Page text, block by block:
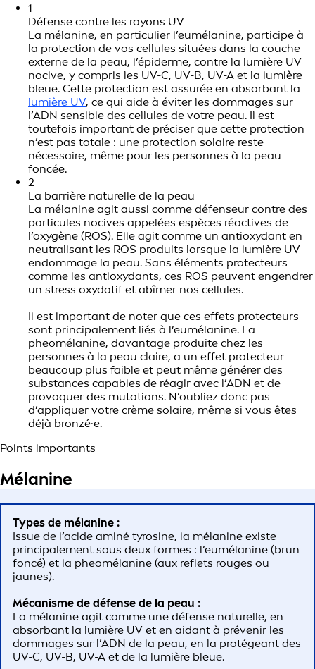
1
Défense contre les rayons UV
La mélanine, en particulier l’eumélanine, participe à
la protection de vos cellules situées dans la couche
externe de la peau, l’épiderme, contre la lumière UV
nocive, y compris les UV-C, UV-B, UV-A et la lumière
bleue. Cette protection est assurée en absorbant la
lumière UV, ce qui aide à éviter les dommages sur
l’ADN sensible des cellules de votre peau. Il est
toutefois important de préciser que cette protection
n’est pas totale : une protection solaire reste
nécessaire, même pour les personnes à la peau
foncée.
2
La barrière naturelle de la peau
La mélanine agit aussi comme défenseur contre des
particules nocives appelées espèces réactives de
l’oxygène (ROS). Elle agit comme un antioxydant en
neutralisant les ROS produits lorsque la lumière UV
endommage la peau. Sans éléments protecteurs
comme les antioxydants, ces ROS peuvent engendrer
un stress oxydatif et abîmer nos cellules.
Il est important de noter que ces effets protecteurs
sont principalement liés à l’eumélanine. La
pheomélanine, davantage produite chez les
personnes à la peau claire, a un effet protecteur
beaucoup plus faible et peut même générer des
substances capables de réagir avec l’ADN et de
provoquer des mutations. N’oubliez donc pas
d’appliquer votre crème solaire, même si vous êtes
déjà bronzé·e.
Points importants
Mélanine
Types de mélanine :
Issue de l’acide aminé tyrosine, la mélanine existe
principalement sous deux formes : l’eumélanine (brun
foncé) et la pheomélanine (aux reflets rouges ou
jaunes).
Mécanisme de défense de la peau :
La mélanine agit comme une défense naturelle, en
absorbant la lumière UV et en aidant à prévenir les
dommages sur l’ADN de la peau, en la protégeant des
UV-C, UV-B, UV-A et de la lumière bleue.